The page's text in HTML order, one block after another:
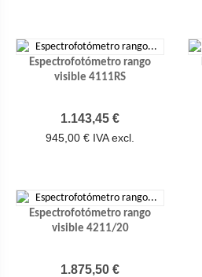
Espectrofotómetro rango
visible 4111RS
Precio
1.143,45 €
945,00 € IVA excl.
Espectrofotómetro rango
visible 4211/20
Precio
1.875,50 €